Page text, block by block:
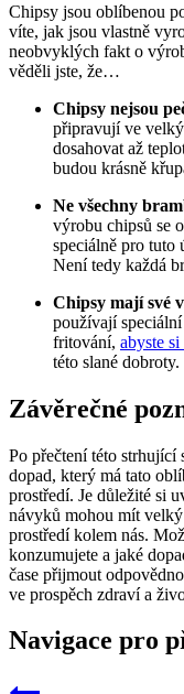
Chipsy jsou oblíbenou
víte, jak jsou vlastně
neobvyklých fakt o
věděli jste, že…
Chipsy nejsou
připravují ve
dosahovat až
budou krásně
Ne všechny
výrobu chipsů se
speciálně pro tuto
Není tedy každá
Chipsy mají své
používají
fritování, abyste
této slané dobroty.
Závěrečné
Po přečtení této strhující
dopad, který má tato
prostředí. Je důležité si
návyků mohou mít
prostředí kolem nás.
konzumujete a jaké
čase přijmout
ve prospěch zdraví a
Navigace pro